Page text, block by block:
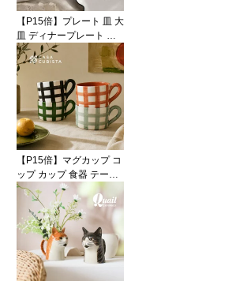
フト 輸入食器 モダン ハ
ンドメイド VALSA HOM
E
【P15倍】プレート 皿 大
皿 ディナープレート ラ
ージ 大判 食器 テーブル
ウェア ウェーブ 花びら
フラワー セラミック 陶
器 ホワイト 白 ブラック
黒 おしゃれ かわいい モ
ダン 海外インテリア 輸
入 インポート 直輸入 ギ
フト 輸入食器オブジェ
インテリア Coast to Coa
st
【P15倍】マグカップ コ
ップ カップ 食器 テーブ
ルウェア ジオメトリック
幾何学 格子柄 チェック
グリーン 緑 ブラック 黒
ブルー 青 カラフル 陶器
テラコッタ ハンドメイド
ポップ おしゃれ かわい
い 輸入 インポート 海外